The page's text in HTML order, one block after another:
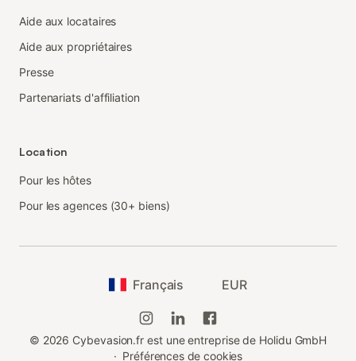
Aide aux locataires
Aide aux propriétaires
Presse
Partenariats d'affiliation
Location
Pour les hôtes
Pour les agences (30+ biens)
Français EUR
© 2026 Cybevasion.fr est une entreprise de Holidu GmbH
· Préférences de cookies